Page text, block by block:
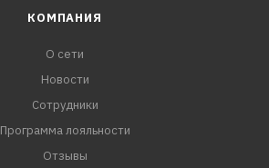
КОМПАНИЯ
О сети
Новости
Сотрудники
Программа лояльности
Отзывы